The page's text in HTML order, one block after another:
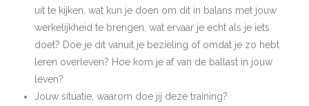
uit te kijken, wat kun je doen om dit in balans met jouw
werkelijkheid te brengen, wat ervaar je echt als je iets
doet? Doe je dit vanuit je bezieling of omdat je zo hebt
leren overleven? Hoe kom je af van de ballast in jouw
leven?
Jouw situatie, waarom doe jij deze training?